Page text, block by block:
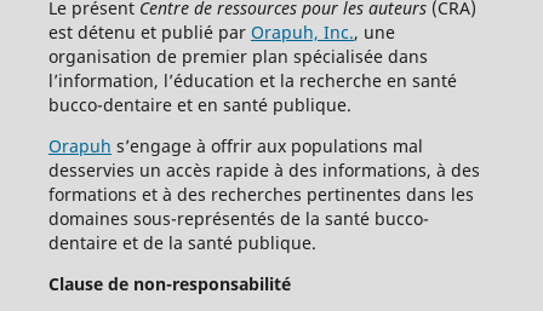
Le présent Centre de ressources pour les auteurs(CRA)
est détenu et publié par Orapuh, Inc., une
organisation de premier plan spécialisée dans
l’information, l’éducation et la recherche en santé
bucco-dentaire et en santé publique.
Orapuh s’engage à offrir aux populations mal
desservies un accès rapide à des informations, à des
formations et à des recherches pertinentes dans les
domaines sous-représentés de la santé bucco-
dentaire et de la santé publique.
Clause de non-responsabilité